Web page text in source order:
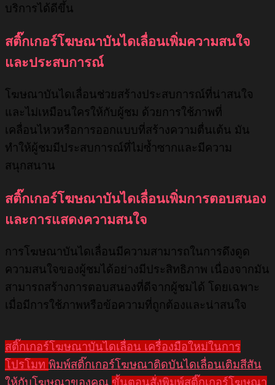
บริการได้ดีขึ้น
สติ๊กเกอร์โฆษณาบันไดเลื่อนเพิ่มความสนใจ
และประสบการณ์
โฆษณาบันไดเลื่อนช่วยสร้างประสบการณ์ที่น่าสนใจ
และไม่เหมือนใครให้กับผู้ชม ด้วยการใช้ภาพที่
เคลื่อนไหวหรือการออกแบบที่สร้างความตื่นเต้น มัน
ทำให้ผู้ชมมีประสบการณ์ที่ไม่ซ้ำซากและมีความ
สนุกสนาน
สติ๊กเกอร์โฆษณาบันไดเลื่อนเพิ่มการตอบสนอง
และการแสดงความสนใจ
การโฆษณาบันไดเลื่อนมีความสามารถในการดึงดูด
ความสนใจของผู้ชมได้อย่างมีประสิทธิภาพ เนื่องจากมัน
สามารถสร้างการตอบสนองที่ดีจากผู้ชมได้ โดยเฉพาะ
เมื่อมีการใช้ภาพหรือข้อความที่ถูกต้องและน่าสนใจ
สติ๊กเกอร์โฆษณาบันไดเลื่อน เครื่องมือใหม่ในการ
โปรโมท พิมพ์สติ๊กเกอร์โฆษณาติดบันไดเลื่อนเติมสีสัน
ให้กับโฆษณาของคุณ ขั้นตอนสั่งพิมพ์สติ๊กเกอร์โฆษณา